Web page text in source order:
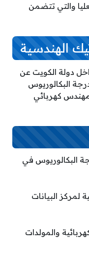
والتي تتضمن
الهندسية
دولة الكويت عن
البكالوريوس
كهربائي
البكالوريوس في
لمركز البيانات
والمولدات